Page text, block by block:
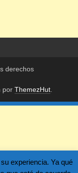
derechos
por ThemezHut
experiencia. Ya qué